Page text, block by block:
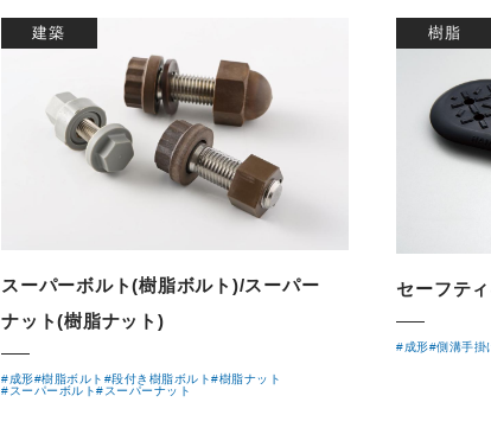
建築
スーパーボルト(樹脂ボルト)/スーパー
ナット(樹脂ナット)
#成形#樹脂ボルト #段付き樹脂ボルト#樹脂ナット
#スーパーボルト#スーパーナット
樹脂
セーフテ
#成形#側溝手掛